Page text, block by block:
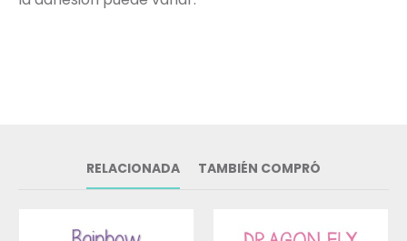
RELACIONADA TAMBIÉN COMPRÓ